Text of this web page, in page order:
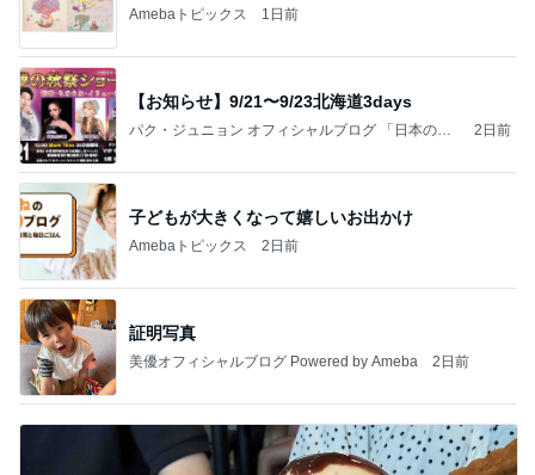
Amebaトピックス 1日前
【お知らせ】9/21〜9/23北海道3days
パク・ジュニョン オフィシャルブログ 「日本の
2日前
子どもが大きくなって嬉しいお出かけ
Amebaトピックス 2日前
証明写真
美優オフィシャルブログ Powered by Ameba 2日前